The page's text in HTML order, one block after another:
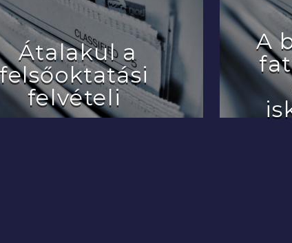
Átalakul a
felsőoktatási
felvételi
A